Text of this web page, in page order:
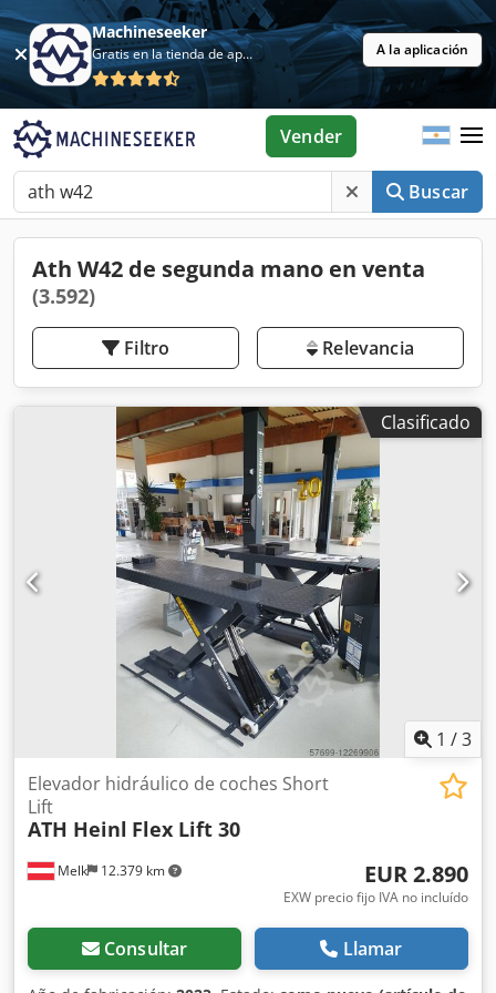
Machineseeker
Gratis en la tienda de aplicaciones A la aplicación
Buscar
Vender
Ath W42 de segunda mano en venta
(3.592)
Filtro Relevancia
Clasificado
1 /3
Melk 12.379 km
Elevador hidráulico de coches Short
Lift
ATH Heinl Flex Lift 30
EUR 2.890
EXW precio fijo IVA no incluído
Consultar Llamar